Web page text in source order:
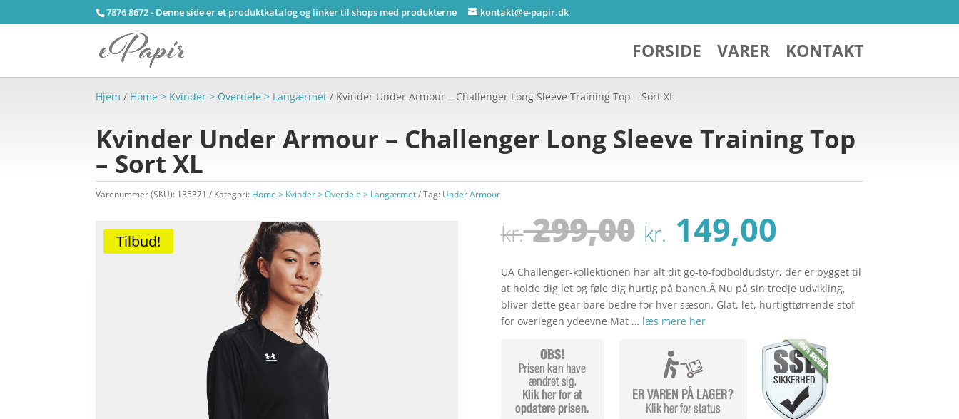
7876 8672 - Denne side er et produktkatalog og linker til shops med produkterne kontakt@e-papir.dk
FORSIDE VARER KONTAKT
Hjem / Home > Kvinder > Overdele > Langærmet / Kvinder Under Armour – Challenger Long Sleeve Training Top – Sort XL
Kvinder Under Armour – Challenger Long Sleeve Training Top
– Sort XL
Varenummer (SKU): 135371 Kategori: Home > Kvinder > Overdele > Langærmet Tag: Under Armour
Tilbud! kr.299,00 Den
oprindelige
pris
var:
kr. 299,00.
kr. 149,00
pris
er:
kr. 149,00.
UA Challenger-kollektionen har alt dit go-to-fodboldudstyr, der er bygget til
at holde dig let og føle dig hurtig på banen.Â Nu på sin tredje udvikling,
bliver dette gear bare bedre for hver sæson. Glat, let, hurtigttørrende stof
for overlegen ydeevne Mat … læs mere her